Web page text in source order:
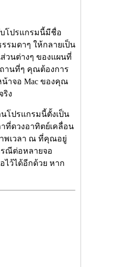
โปรแกรมนี้มีชื่อ
รมดาๆ ให้กลายเป็น
วนต่างๆ ของแผนที่
ถานที่ๆ คุณต้องการ
าจอ Mac ของคุณ
ริง
โปรแกรมนี้ตั้งเป็น
ที่ดวงอาทิตย์เคลื่อน
พเวลา ณ ที่คุณอยู่
รณีต่อหลายจอ
ไว้ได้อีกด้วย หาก